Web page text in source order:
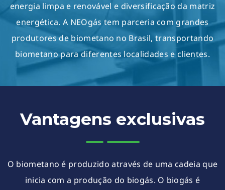
energia limpa e renovável e diversificação da matriz
energética. A NEOgás tem parceria com grandes
produtores de biometano no Brasil, transportando
biometano para diferentes localidades e clientes.
Vantagens exclusivas
O biometano é produzido através de uma cadeia que
inicia com a produção do biogás. O biogás é